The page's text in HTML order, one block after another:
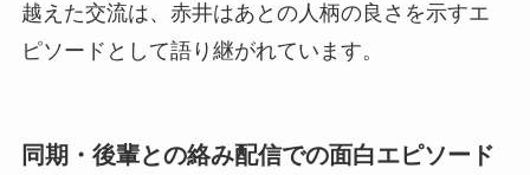
越えた交流は、赤井はあとの人柄の良さを示すエ
ピソードとして語り継がれています。
同期・後輩との絡み配信での面白エピソード